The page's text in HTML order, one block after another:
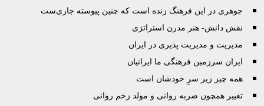
جوهرى در این فرهنگ زنده است که چنین پیوسته جاری‌ست
نقش دانش- هنر مدرن استراتژی
مدیریت و مدیریت پذیری در ایران
ایران سرزمین فرهنگی ما ایرانیان
همه چیز زیر سرِ خودشان است
تغییر همچون ضربه روانی و مولد زخم روانی